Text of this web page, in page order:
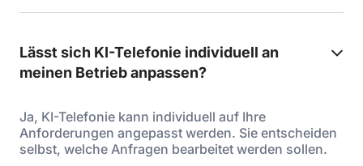
Lässt sich KI-Telefonie individuell an
meinen Betrieb anpassen?
Ja, KI-Telefonie kann individuell auf Ihre
Anforderungen angepasst werden. Sie entscheiden
selbst, welche Anfragen bearbeitet werden sollen.